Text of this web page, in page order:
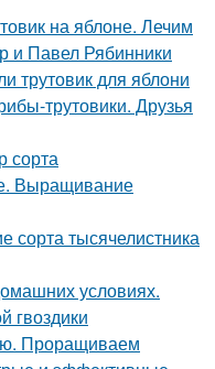
на яблоне. Лечим
и Павел Рябинники
трутовик для яблони
трутовики. Друзья
сорта
Выращивание
сорта тысячелистника
условиях.
гвоздики
Проращиваем